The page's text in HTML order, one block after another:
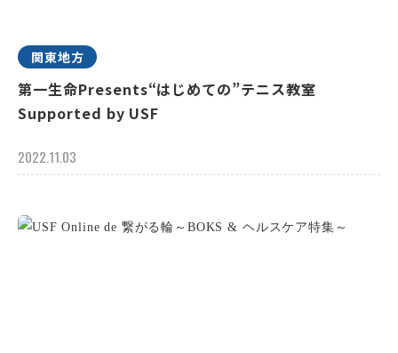
関東地方
第一生命Presents“はじめての”テニス教室
Supported by USF
2022.11.03